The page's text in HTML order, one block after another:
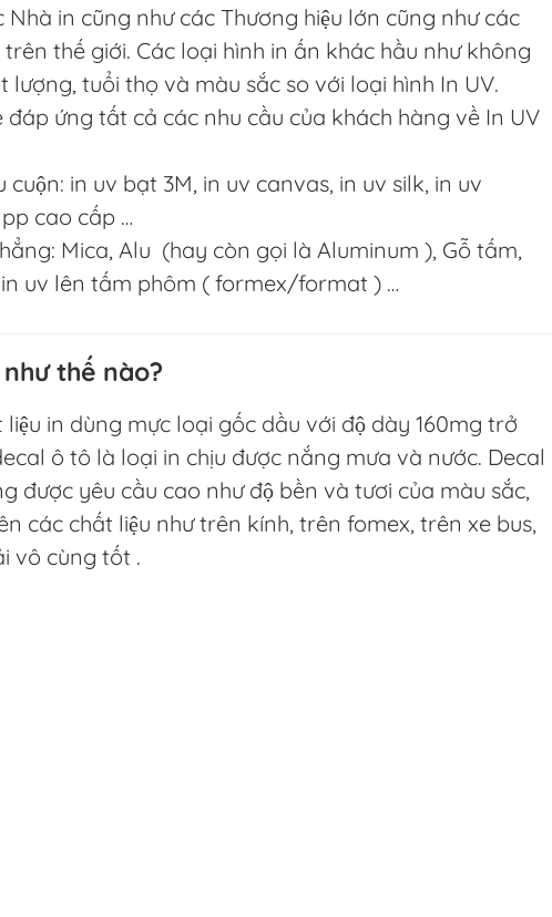
in cũng như các Thương hiệu lớn cũng như các
thế giới. Các loại hình in ấn khác hầu như không
lượng, tuổi thọ và màu sắc so với loại hình In UV.
đáp ứng tất cả các nhu cầu của khách hàng về In UV
in uv bạt 3M, in uv canvas, in uv silk, in uv
cao cấp …
Mica, Alu (hay còn gọi là Aluminum ), Gỗ tấm,
in uv lên tấm phôm ( formex/format ) …
thế nào?
liệu in dùng mực loại gốc dầu với độ dày 160mg trở
ô tô là loại in chịu được nắng mưa và nước. Decal
được yêu cầu cao như độ bền và tươi của màu sắc,
các chất liệu như trên kính, trên fomex, trên xe bus,
vô cùng tốt .